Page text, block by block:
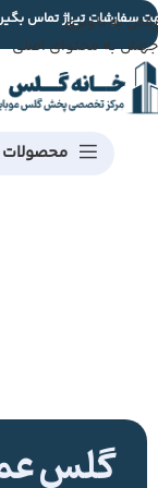
رفتن به ناوبری
جهش به محتوای اصلی
سفارشات تیراژ تماس
محصولات
گلس